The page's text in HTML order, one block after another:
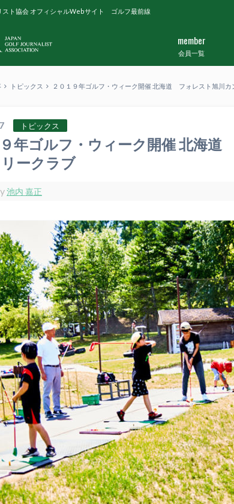
スト協会 オフィシャルWebサイト ゴルフ最前線
会員一覧
member
トピックス ２０１９年ゴルフ・ウィーク開催 北海道 フォレスト旭川カ
トピックス
年ゴルフ・ウィーク開催 北海道
ークラブ
池内 嘉正